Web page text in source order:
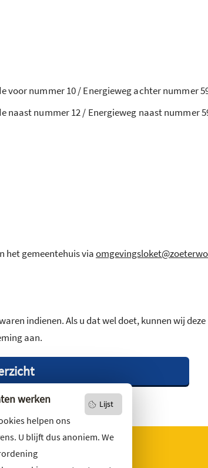
Lijst
werken
helpen ons
U blijft dus anoniem. We
voor nummer 10 / Energieweg achter nummer
naast nummer 12 / Energieweg naast nummer
het gemeentehuis via
indienen. Als u dat wel doet, kunnen wij
aan.